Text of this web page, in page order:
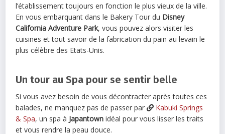
l’établissement toujours en fonction le plus vieux de la ville.
En vous embarquant dans le Bakery Tour du Disney
California Adventure Park, vous pouvez alors visiter les
cuisines et tout savoir de la fabrication du pain au levain le
plus célèbre des Etats-Unis.
Un tour au Spa pour se sentir belle
Si vous avez besoin de vous décontracter après toutes ces
balades, ne manquez pas de passer par
Kabuki Springs
& Spa, un spa à Japantown idéal pour vous lisser les traits
et vous rendre la peau douce.